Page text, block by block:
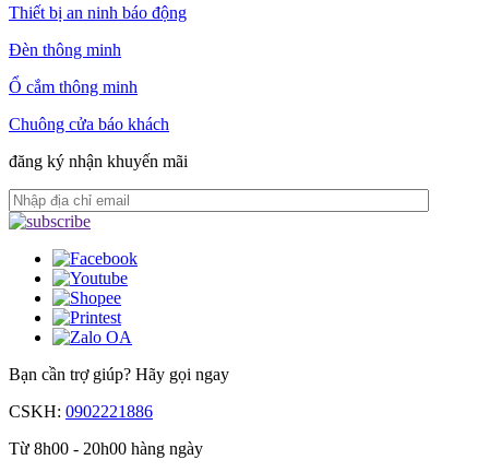
Thiết bị an ninh báo động
Đèn thông minh
Ổ cắm thông minh
Chuông cửa báo khách
đăng ký nhận khuyến mãi
Bạn cần trợ giúp? Hãy gọi ngay
CSKH: 0902221886
Từ 8h00 - 20h00 hàng ngày